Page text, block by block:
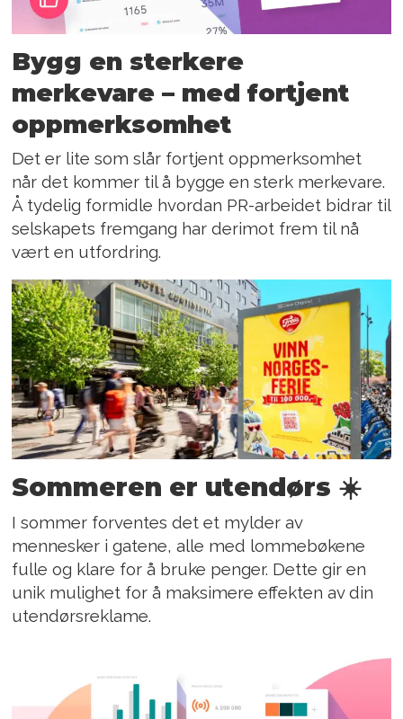
Bygg en sterkere
merkevare – med fortjent
oppmerksomhet
Det er lite som slår fortjent oppmerksomhet
når det kommer til å bygge en sterk merkevare.
Å tydelig formidle hvordan PR-arbeidet bidrar til
selskapets fremgang har derimot frem til nå
vært en utfordring.
Sommeren er utendørs ☀️
I sommer forventes det et mylder av
mennesker i gatene, alle med lommebøkene
fulle og klare for å bruke penger. Dette gir en
unik mulighet for å maksimere effekten av din
utendørsreklame.